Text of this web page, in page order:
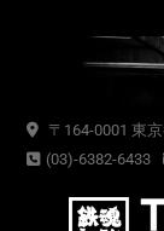
〒164-0001 東
(03)-6382-6433